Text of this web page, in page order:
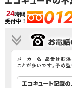
24時間
受付中！